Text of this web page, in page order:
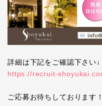
詳細は下記をご確認下さい↓
https://recruit-
ご応募お待ちしております